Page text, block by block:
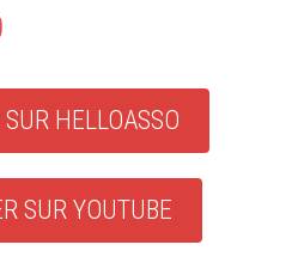
HELLOASSO
SUR YOUTUBE